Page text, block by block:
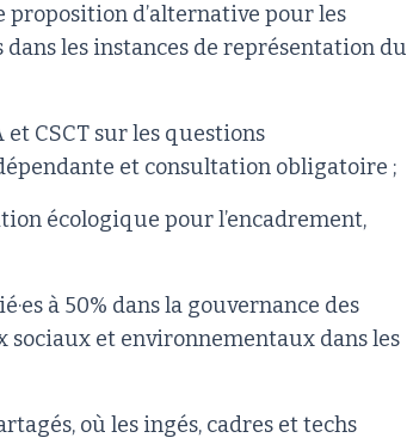
proposition d’alternative pour les
les instances de représentation du
et CSCT sur les questions
et consultation obligatoire ;
écologique pour l’encadrement,
à 50% dans la gouvernance des
sociaux et environnementaux dans les
où les ingés, cadres et techs